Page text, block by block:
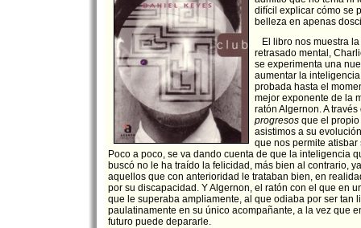
difícil explicar cómo se
belleza en apenas
El libro nos muestra
retrasado mental,
se experimenta una
aumentar la
probada hasta el
mejor exponente de la
ratón Algernon. A
progresos que el
asistimos a su
que nos permite
Poco a poco, se va dando cuenta de que la inteligencia
buscó no le ha traído la felicidad, más bien al contrario,
aquellos que con anterioridad le trataban bien, en
por su discapacidad. Y Algernon, el ratón con el que en
que le superaba ampliamente, al que odiaba por ser tan
paulatinamente en su único acompañante, a la vez que
futuro puede depararle.